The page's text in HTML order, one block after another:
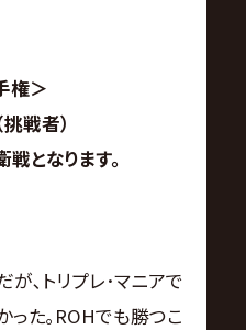
権＞
戦者）
となります。
､トリプレ･マニアで
った｡ROHでも勝つこ